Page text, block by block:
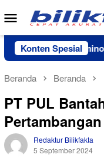
Loncat
ke
konten
Menu
Mobile
Konten Spesial
Turnamen Domino K72
Beranda Beranda
PT PUL
Pertambangan
Redaktur Bilikfakta
5 September 2024